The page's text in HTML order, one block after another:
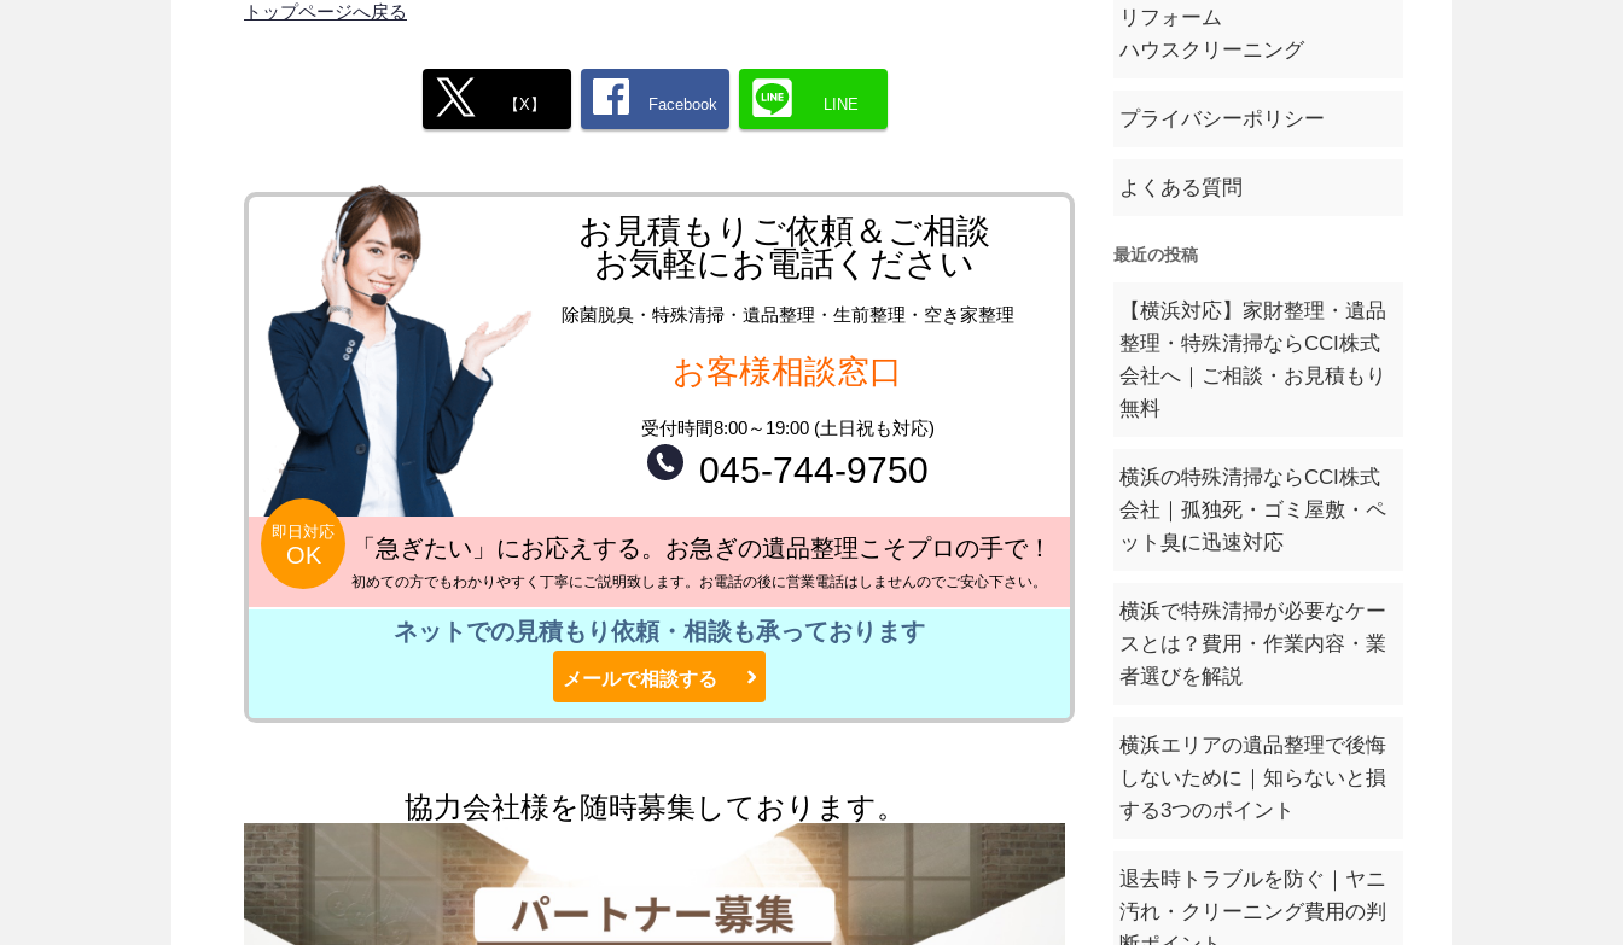
トップページへ戻る
【X】 Facebook LINE
お見積もりご依頼＆ご相談
お気軽にお電話ください
除菌脱臭・特殊清掃・遺品整理・生前整理・空き家整理
お客様相談窓口
受付時間8:00～19:00 (土日祝も対応)
045-744-9750
即日対応
OK 「急ぎたい」にお応えする。お急ぎの遺品整理こそプロの手で！
初めての方でもわかりやすく丁寧にご説明致します。お電話の後に営業電話はしませんのでご安心下さい。
ネットでの見積もり依頼・相談も承っております
メールで相談する
協力会社様を随時募集しております。
リフォーム
ハウスクリーニング
プライバシーポリシー
よくある質問
最近の投稿
【横浜対応】家財整理・遺品
整理・特殊清掃ならCCI株式
会社へ｜ご相談・お見積もり
無料
横浜の特殊清掃ならCCI株式
会社｜孤独死・ゴミ屋敷・ペ
ット臭に迅速対応
横浜で特殊清掃が必要なケー
スとは？費用・作業内容・業
者選びを解説
横浜エリアの遺品整理で後悔
しないために｜知らないと損
する3つのポイント
退去時トラブルを防ぐ｜ヤニ
汚れ・クリーニング費用の判